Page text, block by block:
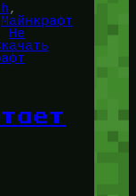
Майнкрафт
Не